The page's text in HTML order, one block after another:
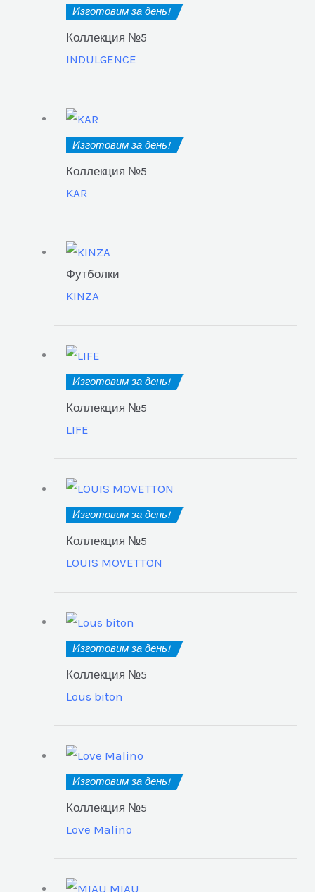
Изготовим за день!
Коллекция №5
INDULGENCE
Изготовим за день!
Коллекция №5
KAR
Футболки
KINZA
Изготовим за день!
Коллекция №5
LIFE
Изготовим за день!
Коллекция №5
LOUIS MOVETTON
Изготовим за день!
Коллекция №5
Lous biton
Изготовим за день!
Коллекция №5
Love Malino